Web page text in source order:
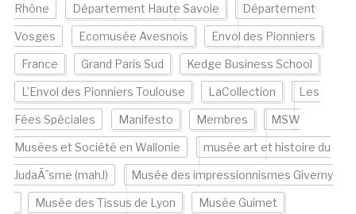
Rhône Département Haute Savoie Département
Vosges Ecomusée Avesnois Envol des Pionniers
France Grand Paris Sud Kedge Business School
L’Envol des Pionniers Toulouse LaCollection Les
Fées Spéciales Manifesto Membres MSW
Musées et Société en Wallonie musée art et histoire du
JudaÃ¯sme (mahJ) Musée des impressionnismes Giverny
Musée des Tissus de Lyon Musée Guimet